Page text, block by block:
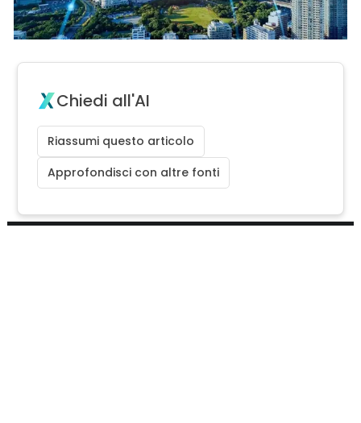
Chiedi all'AI
Riassumi questo articolo
Approfondisci con altre fonti